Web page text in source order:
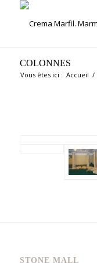
COLONNES
Vous êtes ici : Accueil /
STONE MALL